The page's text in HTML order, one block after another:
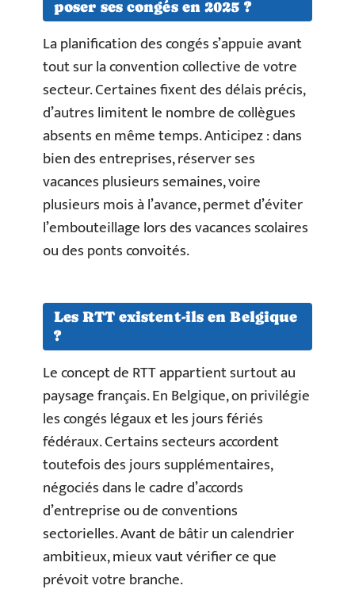
poser ses congés en 2025 ?
La planification des congés s’appuie avant
tout sur la convention collective de votre
secteur. Certaines fixent des délais précis,
d’autres limitent le nombre de collègues
absents en même temps. Anticipez : dans
bien des entreprises, réserver ses
vacances plusieurs semaines, voire
plusieurs mois à l’avance, permet d’éviter
l’embouteillage lors des vacances scolaires
ou des ponts convoités.
Les RTT existent-ils en Belgique
?
Le concept de RTT appartient surtout au
paysage français. En Belgique, on privilégie
les congés légaux et les jours fériés
fédéraux. Certains secteurs accordent
toutefois des jours supplémentaires,
négociés dans le cadre d’accords
d’entreprise ou de conventions
sectorielles. Avant de bâtir un calendrier
ambitieux, mieux vaut vérifier ce que
prévoit votre branche.